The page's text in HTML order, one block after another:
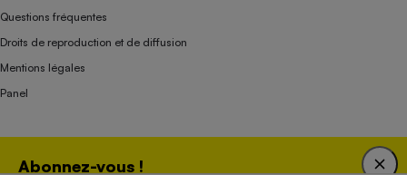
Abonnez-vous !
Questions fréquentes
Droits de reproduction et de diffusion
Mentions légales
Panel
Association indépendante de l’État, des syndicats, des producteurs et des
distributeurs depuis 1951.